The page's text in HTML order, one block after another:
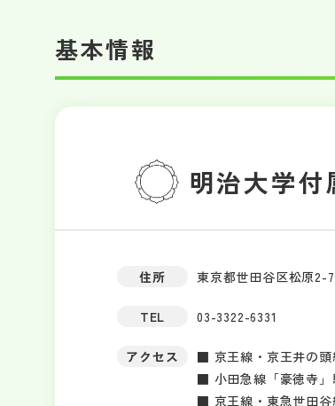
基本情報
明治大学付
住所 東京都世田谷区松原2-
TEL 03-3322-6331
アクセス
■ 京王線・京王井の頭
■ 小田急線「豪徳寺」
■ 京王線・東急世田谷